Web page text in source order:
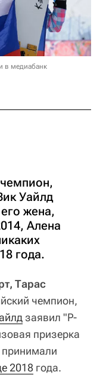
в медиабанк
Уайлд
жена,
Алена
года.
Тарас
чемпион,
заявил "Р-
призерка
принимали
2018 года.